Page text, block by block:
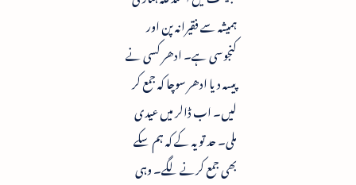
ہمیشہ سے فقیرانہ پن اور
کنجوسی ہے۔ ادھر کسی نے
پیسہ دیا ادھر سوچا کہ جمع کر
لیں۔ اب ڈالر میں عیدی
ملی۔ حد تو یہ کے کہ ہم سکے
بھی جمع کرنے لگے۔ وہی